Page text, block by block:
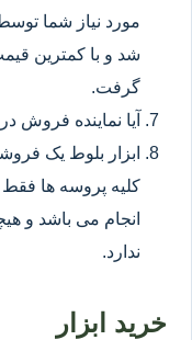
مورد نیاز شما
شد و با کمترین
گرفت.
آیا نماینده فروش
ابزار بلوط یک
کلیه پروسه ها
انجام می باشد و
ندارد.
خرید ابزار